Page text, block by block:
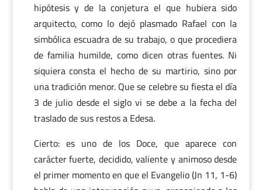
hipótesis y de la conjetura el que hubiera sido
arquitecto, como lo dejó plasmado Rafael con la
simbólica escuadra de su trabajo, o que procediera
de familia humilde, como dicen otras fuentes. Ni
siquiera consta el hecho de su martirio, sino por
una tradición menor. Que se celebre su fiesta el día
3 de julio desde el siglo vi se debe a la fecha del
traslado de sus restos a Edesa.
Cierto: es uno de los Doce, que aparece con
carácter fuerte, decidido, valiente y animoso desde
el primer momento en que el Evangelio (Jn 11, 1-6)